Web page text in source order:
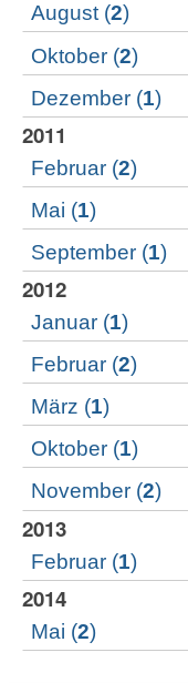
August(2)
Oktober(2)
Dezember(1)
2011
Februar(2)
Mai (1)
September(1)
2012
Januar(1)
Februar(2)
März (1)
Oktober(1)
November(2)
2013
Februar(1)
2014
Mai (2)